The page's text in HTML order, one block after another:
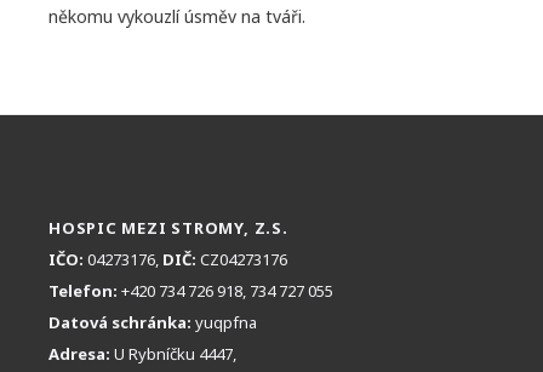
někomu vykouzlí úsměv na tváři.
HOSPIC MEZI STROMY, Z.S.
IČO: 04273176, DIČ: CZ04273176
Telefon: +420 734 726 918, 734 727 055
Datová schránka: yuqpfna
Adresa: U Rybníčku 4447,